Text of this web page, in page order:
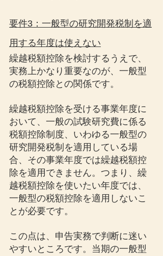
要件3：一般型の研究開発税制を適
用する年度は使えない
繰越税額控除を検討するうえで、
実務上かなり重要なのが、一般型
の税額控除との関係です。
繰越税額控除を受ける事業年度に
おいて、一般の試験研究費に係る
税額控除制度、いわゆる一般型の
研究開発税制を適用している場
合、その事業年度では繰越税額控
除を適用できません。つまり、繰
越税額控除を使いたい年度では、
一般型の税額控除を適用しないこ
とが必要です。
この点は、申告実務で判断に迷い
やすいところです。当期の一般型